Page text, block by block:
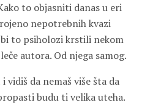
to objasniti danas u eri
nepotrebnih kvazi
to psiholozi krstili nekom
autora. Od njega samog.
vidiš da nemaš više šta da
budu ti velika uteha.